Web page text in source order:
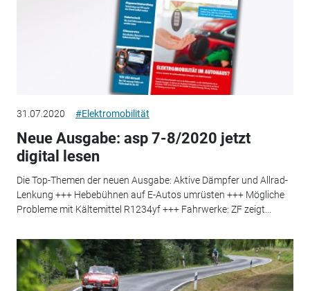
31.07.2020 #Elektromobilität
Neue Ausgabe: asp 7-8/2020 jetzt
digital lesen
Die Top-Themen der neuen Ausgabe: Aktive Dämpfer und Allrad-
Lenkung +++ Hebebühnen auf E-Autos umrüsten +++ Mögliche
Probleme mit Kältemittel R1234yf +++ Fahrwerke: ZF zeigt...